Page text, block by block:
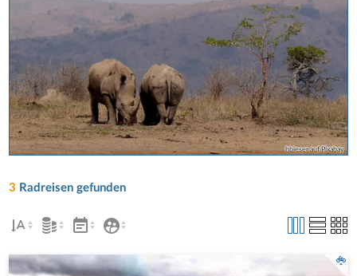
hbieser auf Pixabay
3 Radreisen gefunden